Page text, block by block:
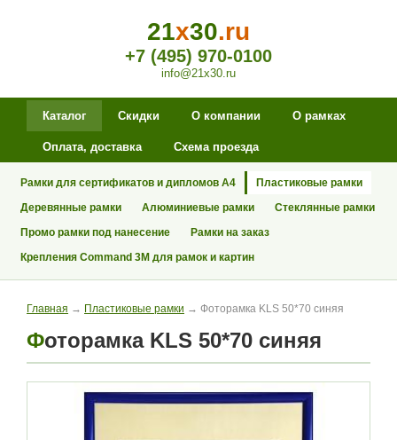
21x30.ru
+7 (495) 970-0100
info@21x30.ru
Каталог Скидки О компании О рамках
Оплата, доставка Схема проезда
Рамки для сертификатов и дипломов А4
Пластиковые рамки
Деревянные рамки
Алюминиевые рамки
Стеклянные рамки
Промо рамки под нанесение
Рамки на заказ
Крепления Command 3M для рамок и картин
Главная → Пластиковые рамки → Фоторамка KLS 50*70 синяя
Фоторамка KLS 50*70 синяя